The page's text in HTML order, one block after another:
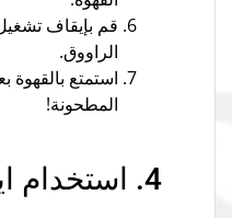
قم بإيقاف
الراووق.
استمتع بالقهوة
المطحونة!
4. استخدام ايروبريس